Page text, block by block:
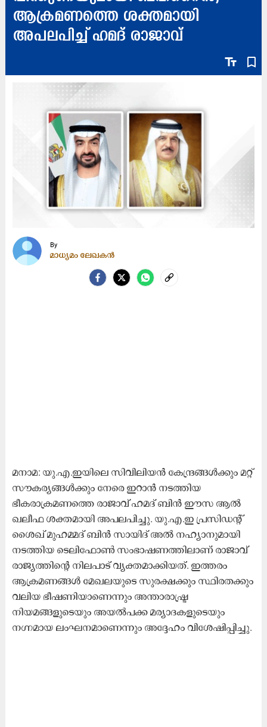
ആക്രമണത്തെ ശക്തമായി
അപലപിച്ച് ഹമദ് രാജാവ്
text_fields bookmark_border
By
മാധ്യമം ലേഖകൻ
മനാമ: യു.എ.ഇയിലെ സിവിലിയൻ കേന്ദ്രങ്ങൾക്കും മറ്റ്
സൗകര്യങ്ങൾക്കും നേരെ ഇറാൻ നടത്തിയ
ഭീകരാക്രമണത്തെ രാജാവ് ഹമദ് ബിൻ ഈസ ആൽ
ഖലീഫ ശക്തമായി അപലപിച്ചു. യു.എ.ഇ പ്രസിഡന്റ്
ശൈഖ് മുഹമ്മദ് ബിൻ സായിദ് അൽ നഹ്യാനുമായി
നടത്തിയ ടെലിഫോൺ സംഭാഷണത്തിലാണ് രാജാവ്
രാജ്യത്തിന്റെ നിലപാട് വ്യക്തമാക്കിയത്. ഇത്തരം
ആക്രമണങ്ങൾ മേഖലയുടെ സുരക്ഷക്കും സ്ഥിരതക്കും
വലിയ ഭീഷണിയാണെന്നും അന്താരാഷ്ട്ര
നിയമങ്ങളുടെയും അയൽപക്ക മര്യാദകളുടെയും
നഗ്നമായ ലംഘനമാണെന്നും അദ്ദേഹം വിശേഷിപ്പിച്ചു.